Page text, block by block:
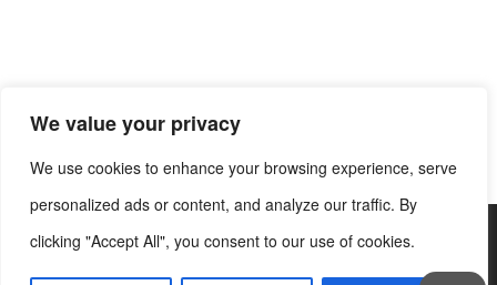
We value your privacy
We use cookies to enhance your browsing experience, serve
personalized ads or content, and analyze our traffic. By
clicking "Accept All", you consent to our use of cookies.